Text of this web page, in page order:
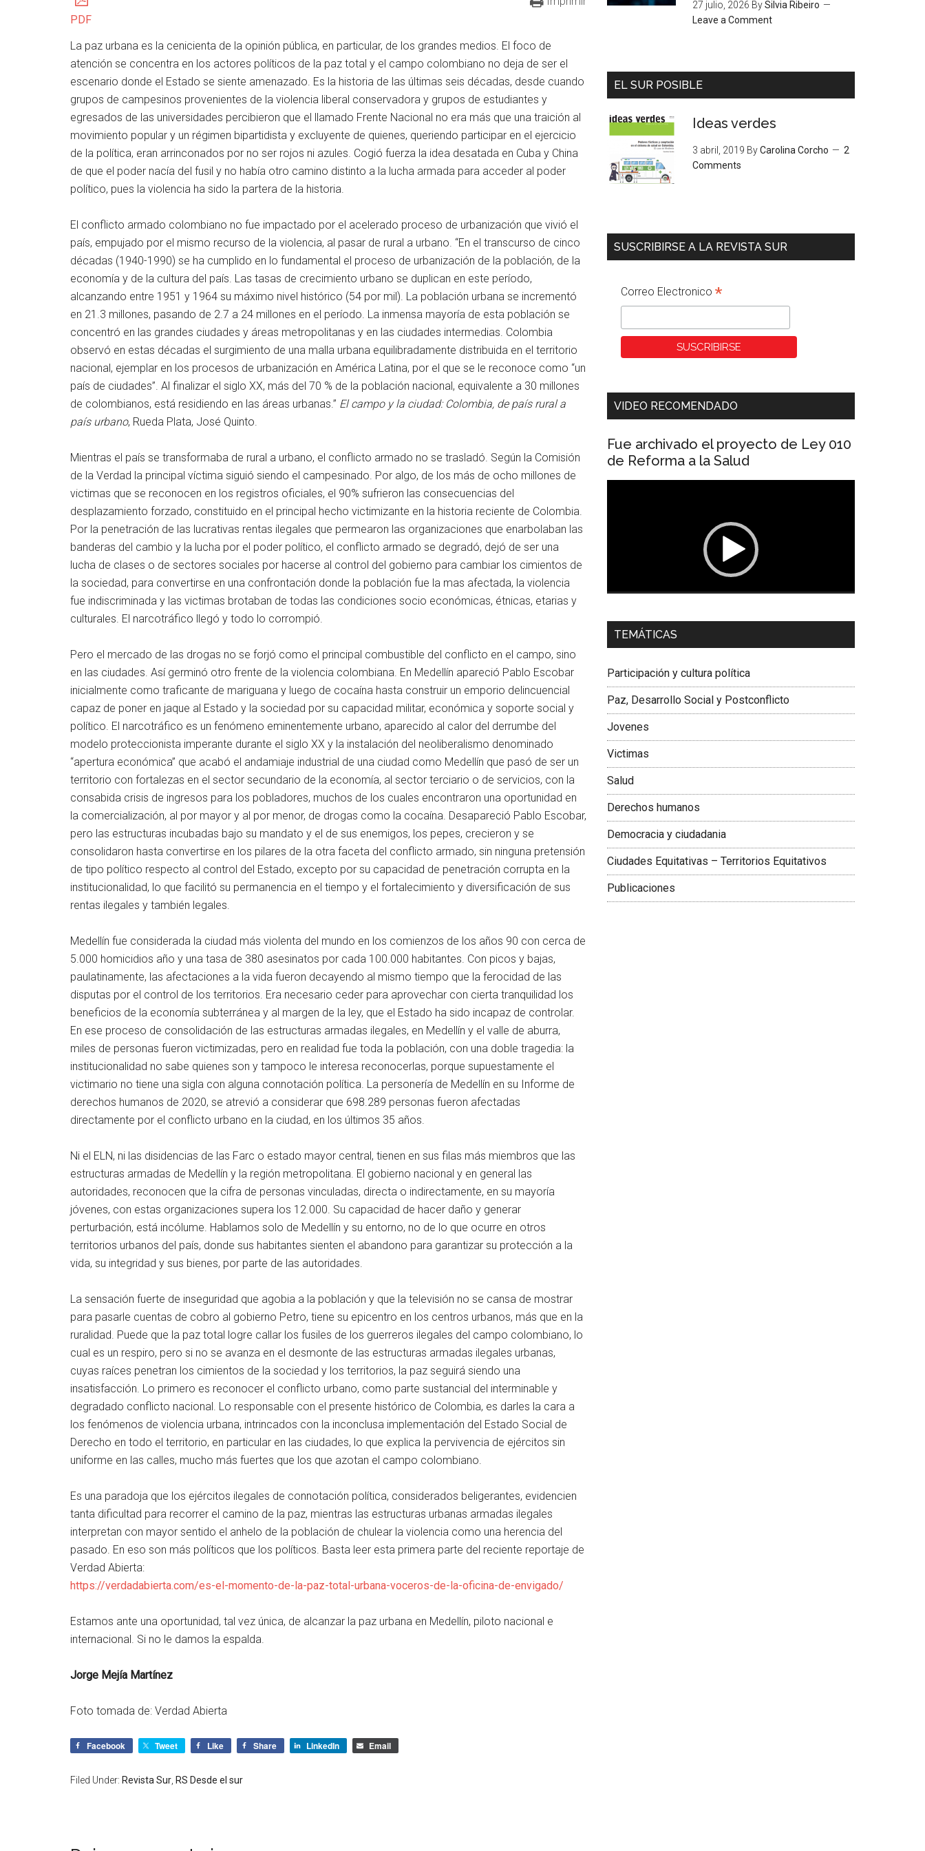
PDF
La paz urbana es la cenicienta de la opinión pública, en particular, de los grandes medios. El foco de
atención se concentra en los actores políticos de la paz total y el campo colombiano no deja de ser el
escenario donde el Estado se siente amenazado. Es la historia de las últimas seis décadas, desde cuando
grupos de campesinos provenientes de la violencia liberal conservadora y grupos de estudiantes y
egresados de las universidades percibieron que el llamado Frente Nacional no era más que una traición al
movimiento popular y un régimen bipartidista y excluyente de quienes, queriendo participar en el ejercicio
de la política, eran arrinconados por no ser rojos ni azules. Cogió fuerza la idea desatada en Cuba y China
de que el poder nacía del fusil y no había otro camino distinto a la lucha armada para acceder al poder
político, pues la violencia ha sido la partera de la historia.
El conflicto armado colombiano no fue impactado por el acelerado proceso de urbanización que vivió el
país, empujado por el mismo recurso de la violencia, al pasar de rural a urbano. “En el transcurso de cinco
décadas (1940-1990) se ha cumplido en lo fundamental el proceso de urbanización de la población, de la
economía y de la cultura del país. Las tasas de crecimiento urbano se duplican en este período,
alcanzando entre 1951 y 1964 su máximo nivel histórico (54 por mil). La población urbana se incrementó
en 21.3 millones, pasando de 2.7 a 24 millones en el período. La inmensa mayoría de esta población se
concentró en las grandes ciudades y áreas metropolitanas y en las ciudades intermedias. Colombia
observó en estas décadas el surgimiento de una malla urbana equilibradamente distribuida en el territorio
nacional, ejemplar en los procesos de urbanización en América Latina, por el que se le reconoce como “un
país de ciudades”. Al finalizar el siglo XX, más del 70 % de la población nacional, equivalente a 30 millones
de colombianos, está residiendo en las áreas urbanas.” El campo y la ciudad: Colombia, de país rural a
país urbano, Rueda Plata, José Quinto.
Mientras el país se transformaba de rural a urbano, el conflicto armado no se trasladó. Según la Comisión
de la Verdad la principal víctima siguió siendo el campesinado. Por algo, de los más de ocho millones de
victimas que se reconocen en los registros oficiales, el 90% sufrieron las consecuencias del
desplazamiento forzado, constituido en el principal hecho victimizante en la historia reciente de Colombia.
Por la penetración de las lucrativas rentas ilegales que permearon las organizaciones que enarbolaban las
banderas del cambio y la lucha por el poder político, el conflicto armado se degradó, dejó de ser una
lucha de clases o de sectores sociales por hacerse al control del gobierno para cambiar los cimientos de
la sociedad, para convertirse en una confrontación donde la población fue la mas afectada, la violencia
fue indiscriminada y las victimas brotaban de todas las condiciones socio económicas, étnicas, etarias y
culturales. El narcotráfico llegó y todo lo corrompió.
Pero el mercado de las drogas no se forjó como el principal combustible del conflicto en el campo, sino
en las ciudades. Así germinó otro frente de la violencia colombiana. En Medellín apareció Pablo Escobar
inicialmente como traficante de mariguana y luego de cocaína hasta construir un emporio delincuencial
capaz de poner en jaque al Estado y la sociedad por su capacidad militar, económica y soporte social y
político. El narcotráfico es un fenómeno eminentemente urbano, aparecido al calor del derrumbe del
modelo proteccionista imperante durante el siglo XX y la instalación del neoliberalismo denominado
“apertura económica” que acabó el andamiaje industrial de una ciudad como Medellín que pasó de ser un
territorio con fortalezas en el sector secundario de la economía, al sector terciario o de servicios, con la
consabida crisis de ingresos para los pobladores, muchos de los cuales encontraron una oportunidad en
la comercialización, al por mayor y al por menor, de drogas como la cocaína. Desapareció Pablo Escobar,
pero las estructuras incubadas bajo su mandato y el de sus enemigos, los pepes, crecieron y se
consolidaron hasta convertirse en los pilares de la otra faceta del conflicto armado, sin ninguna pretensión
de tipo político respecto al control del Estado, excepto por su capacidad de penetración corrupta en la
institucionalidad, lo que facilitó su permanencia en el tiempo y el fortalecimiento y diversificación de sus
rentas ilegales y también legales.
Medellín fue considerada la ciudad más violenta del mundo en los comienzos de los años 90 con cerca de
5.000 homicidios año y una tasa de 380 asesinatos por cada 100.000 habitantes. Con picos y bajas,
paulatinamente, las afectaciones a la vida fueron decayendo al mismo tiempo que la ferocidad de las
disputas por el control de los territorios. Era necesario ceder para aprovechar con cierta tranquilidad los
beneficios de la economía subterránea y al margen de la ley, que el Estado ha sido incapaz de controlar.
En ese proceso de consolidación de las estructuras armadas ilegales, en Medellín y el valle de aburra,
miles de personas fueron victimizadas, pero en realidad fue toda la población, con una doble tragedia: la
institucionalidad no sabe quienes son y tampoco le interesa reconocerlas, porque supuestamente el
victimario no tiene una sigla con alguna connotación política. La personería de Medellín en su Informe de
derechos humanos de 2020, se atrevió a considerar que 698.289 personas fueron afectadas
directamente por el conflicto urbano en la ciudad, en los últimos 35 años.
Ni el ELN, ni las disidencias de las Farc o estado mayor central, tienen en sus filas más miembros que las
estructuras armadas de Medellín y la región metropolitana. El gobierno nacional y en general las
autoridades, reconocen que la cifra de personas vinculadas, directa o indirectamente, en su mayoría
jóvenes, con estas organizaciones supera los 12.000. Su capacidad de hacer daño y generar
perturbación, está incólume. Hablamos solo de Medellín y su entorno, no de lo que ocurre en otros
territorios urbanos del país, donde sus habitantes sienten el abandono para garantizar su protección a la
vida, su integridad y sus bienes, por parte de las autoridades.
La sensación fuerte de inseguridad que agobia a la población y que la televisión no se cansa de mostrar
para pasarle cuentas de cobro al gobierno Petro, tiene su epicentro en los centros urbanos, más que en la
ruralidad. Puede que la paz total logre callar los fusiles de los guerreros ilegales del campo colombiano, lo
cual es un respiro, pero si no se avanza en el desmonte de las estructuras armadas ilegales urbanas,
cuyas raíces penetran los cimientos de la sociedad y los territorios, la paz seguirá siendo una
insatisfacción. Lo primero es reconocer el conflicto urbano, como parte sustancial del interminable y
degradado conflicto nacional. Lo responsable con el presente histórico de Colombia, es darles la cara a
los fenómenos de violencia urbana, intrincados con la inconclusa implementación del Estado Social de
Derecho en todo el territorio, en particular en las ciudades, lo que explica la pervivencia de ejércitos sin
uniforme en las calles, mucho más fuertes que los que azotan el campo colombiano.
Es una paradoja que los ejércitos ilegales de connotación política, considerados beligerantes, evidencien
tanta dificultad para recorrer el camino de la paz, mientras las estructuras urbanas armadas ilegales
interpretan con mayor sentido el anhelo de la población de chulear la violencia como una herencia del
pasado. En eso son más políticos que los políticos. Basta leer esta primera parte del reciente reportaje de
Verdad Abierta:
https://verdadabierta.com/es-el-momento-de-la-paz-total-urbana-voceros-de-la-oficina-de-envigado/
Estamos ante una oportunidad, tal vez única, de alcanzar la paz urbana en Medellín, piloto nacional e
internacional. Si no le damos la espalda.
Jorge Mejía Martínez
Foto tomada de: Verdad Abierta
Facebook Tweet Like Share LinkedIn Email
Filed Under: Revista Sur RS Desde el sur
27 julio, 2026 BySilvia Ribeiro
Leave a Comment
EL SUR POSIBLE
Ideas verdes
3 abril, 2019 ByCarolina Corcho
2
Comments
SUSCRIBIRSE A LA REVISTA SUR
Correo Electronico *
VIDEO RECOMENDADO
Fue archivado el proyecto de Ley 010
de Reforma a la Salud
Dra. Carolina Corcho Mejía,
Latinoamericana Sur, Vicepresidenta Federación
TEMÁTICAS
Participación y cultura política
Paz, Desarrollo Social y Postconflicto
Jovenes
Victimas
Salud
Derechos humanos
Democracia y ciudadania
Ciudades Equitativas – Territorios Equitativos
Publicaciones